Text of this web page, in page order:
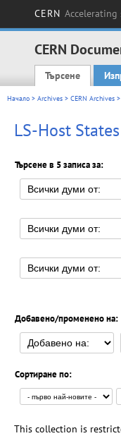
CERN Accelerating
CERN
Main
Търсене
Начало > Archives > CERN Archives >
LS-Host
Търсене в 5 записа за:
Добавено/променено на:
Сортиране по:
This collection is